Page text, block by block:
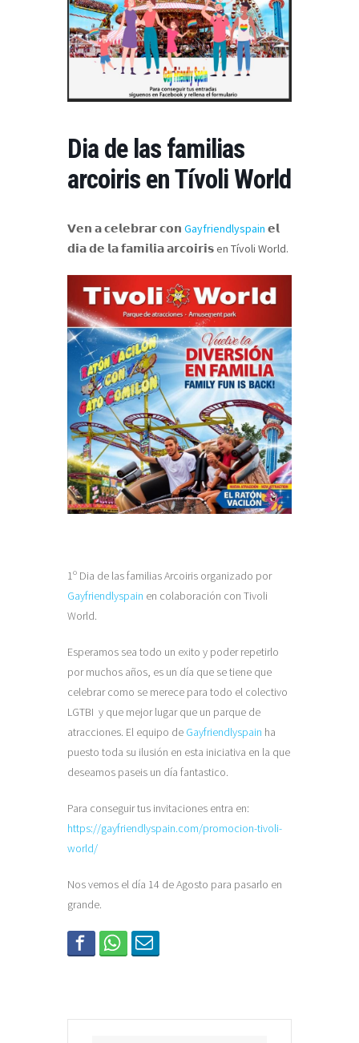
Dia de las familias
arcoiris en Tívoli World
𝗩𝗲𝗻 𝗮 𝗰𝗲𝗹𝗲𝗯𝗿𝗮𝗿 𝗰𝗼𝗻 Gayfriendlyspain 𝗲𝗹
𝗱𝗶𝗮 𝗱𝗲 𝗹𝗮 𝗳𝗮𝗺𝗶𝗹𝗶𝗮 𝗮𝗿𝗰𝗼𝗶𝗿𝗶𝘀en Tívoli World.
1º Dia de las familias Arcoiris organizado por
Gayfriendlyspain en colaboración con Tivoli
World.
Esperamos sea todo un exito y poder repetirlo
por muchos años, es un día que se tiene que
celebrar como se merece para todo el colectivo
LGTBI y que mejor lugar que un parque de
atracciones. El equipo de Gayfriendlyspain ha
puesto toda su ilusión en esta iniciativa en la que
deseamos paseis un día fantastico.
Para conseguir tus invitaciones entra en:
https://gayfriendlyspain.com/promocion-tivoli-
world/
Nos vemos el día 14 de Agosto para pasarlo en
grande.